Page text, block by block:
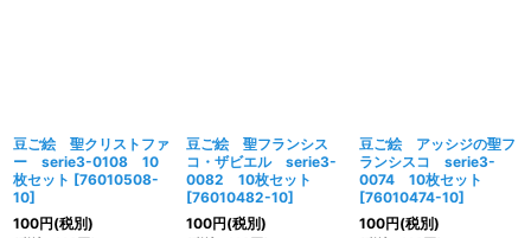
豆ご絵 聖クリストファ
ー serie3-0108 10
枚セット [76010508-
10]
100円(税別)
豆ご絵 聖フランシス
コ・ザビエル serie3-
0082 10枚セット
[76010482-10]
100円(税別)
豆ご絵 アッシジの聖フ
ランシスコ serie3-
0074 10枚セット
[76010474-10]
100円(税別)